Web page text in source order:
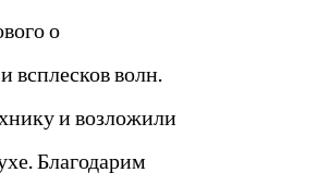
о
всплесков волн.
и возложили
Благодарим